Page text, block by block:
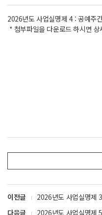
2026년도 사업실명제 4 : 공예주
* 첨부파일을 다운로드 하시면
이전글
2026년도 사업실명제
다음글
2026년도 사업실명제